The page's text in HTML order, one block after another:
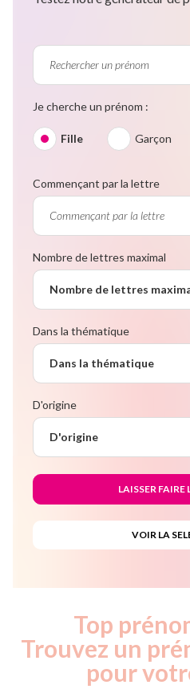
Je cherche un prénom :
Fille Garçon
Commençant par la lettre
Nombre de lettres maximal
Nombre de lettres
Dans la thématique
Dans la thématique
D'origine
D'origine
Top
Trouvez un
pour